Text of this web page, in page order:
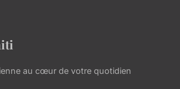
au cœur de votre quotidien